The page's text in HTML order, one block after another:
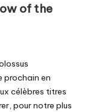
of the
prochain en
célèbres titres
pour notre plus